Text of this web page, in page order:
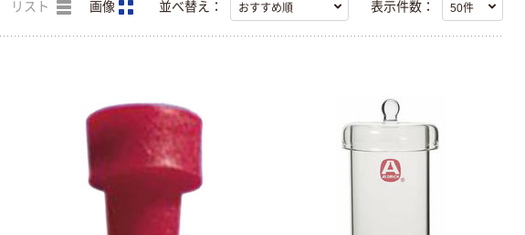
リスト 画像 並べ替え： 表示件数：